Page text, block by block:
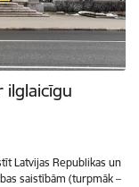
ilglaicīgu
Latvijas Republikas un
saistībām (turpmāk –